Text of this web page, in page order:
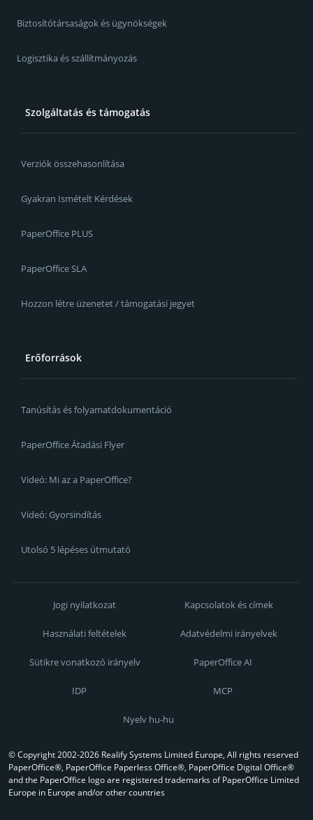
Biztosítótársaságok és ügynökségek
Logisztika és szállítmányozás
Szolgáltatás és támogatás
Verziók összehasonlítása
Gyakran Ismételt Kérdések
PaperOffice PLUS
PaperOffice SLA
Hozzon létre üzenetet / támogatási jegyet
Erőforrások
Tanúsítás és folyamatdokumentáció
PaperOffice Átadási Flyer
Videó: Mi az a PaperOffice?
Videó: Gyorsindítás
Utolsó 5 lépéses útmutató
Jogi nyilatkozat Kapcsolatok és címek
Használati feltételek Adatvédelmi irányelvek
Sütikre vonatkozó irányelv PaperOffice AI
IDP MCP
Nyelv hu-hu
© Copyright 2002-2026 Realify Systems Limited Europe, All rights reserved
PaperOffice®, PaperOffice Paperless Office®, PaperOffice Digital Office®
and the PaperOffice logo are registered trademarks of PaperOffice Limited
Europe in Europe and/or other countries